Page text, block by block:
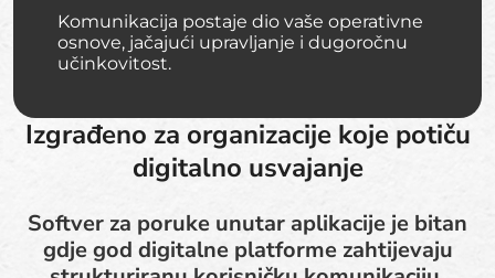
Komunikacija postaje dio vaše operativne
osnove, jačajući upravljanje i dugoročnu
učinkovitost.
Izgrađeno za organizacije koje potiču
digitalno usvajanje
Softver za poruke unutar aplikacije je bitan
gdje god digitalne platforme zahtijevaju